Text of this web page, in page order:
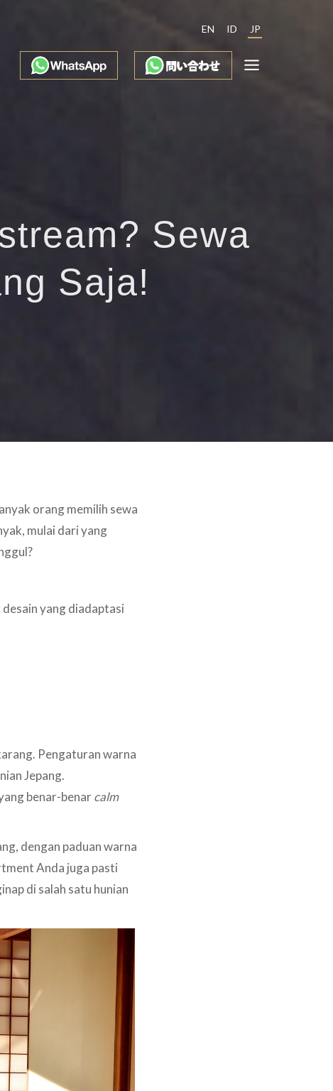
EN ID JP
Sewa
Saja!
orang memilih sewa
mulai dari yang
yang diadaptasi
Pengaturan warna
Jepang.
benar-benarcalm
dengan paduan warna
Anda juga pasti
di salah satu hunian